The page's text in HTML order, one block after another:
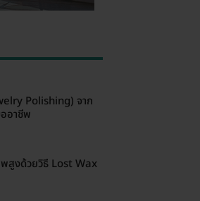
Polishing) จาก
อาชีพ
สูงด้วยวิธี Lost Wax